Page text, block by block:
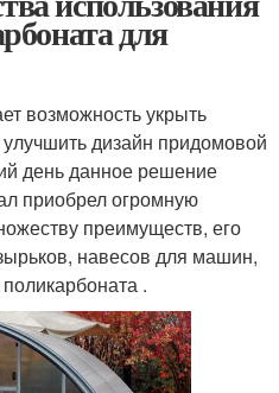
для
возможность укрыть
дизайн придомовой
день данное решение
приобрел огромную
преимуществ, его
навесов для машин,
.